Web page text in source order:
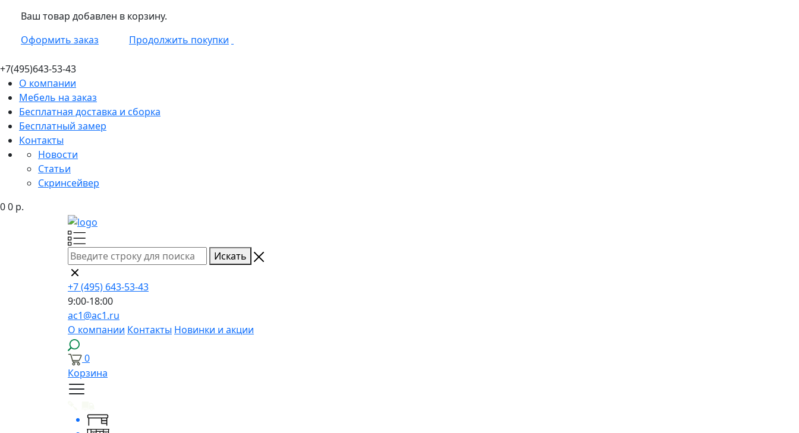
Ваш товар добавлен в корзину.
Оформить заказ
Продолжить покупки
+7(495)643-53-43
О компании
Мебель на заказ
Бесплатная доставка и сборка
Бесплатный замер
Контакты
Новости
Статьи
Скринсейвер
00 р.
Искать
+7 (495) 643-53-43
9:00-18:00
ac1@ac1.ru
О компании Контакты Новинки и акции
0
Корзина